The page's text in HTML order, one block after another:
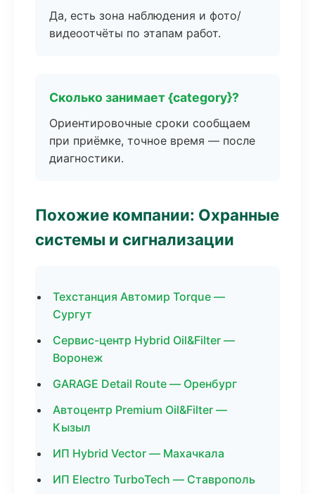
Да, есть зона наблюдения и фото/
видеоотчёты по этапам работ.
Сколько занимает {category}?
Ориентировочные сроки сообщаем
при приёмке, точное время — после
диагностики.
Похожие компании: Охранные
системы и сигнализации
Техстанция Автомир Torque —
Сургут
Сервис-центр Hybrid Oil&Filter —
Воронеж
GARAGE Detail Route — Оренбург
Автоцентр Premium Oil&Filter —
Кызыл
ИП Hybrid Vector — Махачкала
ИП Electro TurboTech — Ставрополь